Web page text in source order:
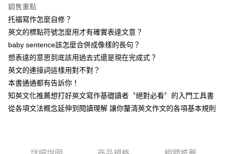
每筆NT$80，滿NT$800(含以上)免運費
銷售重點
托福寫作怎麼自修？
英文的標點符號怎麼用才有確實表達文意？
baby sentence該怎麼合併成像樣的長句？
想表達的意思到底該用過去式還是現在完成式？
英文的連接詞這樣用對不對？
本書通通都有告訴你！
知英文化推薦想打好英文寫作基礎讀者〝絕對必看〞的入門工具書
從各項文法概念延伸到閱讀理解 讓你釐清英文作文的各項基本規則